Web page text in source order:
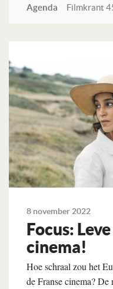
Agenda Filmkrant
8 november 2022
Focus:
cinema!
Hoe schraal zou het
de Franse cinema?